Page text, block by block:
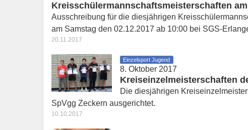
Kreisschülermannschaftsmeisterschaften am
Ausschreibung für die diesjährigen
am Samstag den 02.12.2017 ab 10:00 bei SGS-
20.11.2017
Einzelsport Jugend
8. Oktober 2017
Kreiseinzelmeisterschaften
Die diesjährigen
SpVgg Zeckern ausgerichtet.
10.10.2017